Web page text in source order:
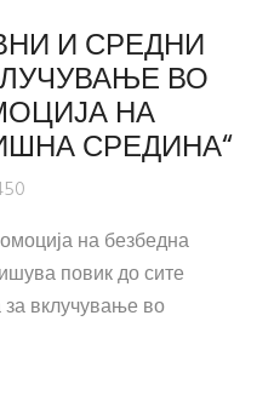
И СРЕДНИ
ВО
НА
СРЕДИНА“
на безбедна
повик до сите
вклучување во